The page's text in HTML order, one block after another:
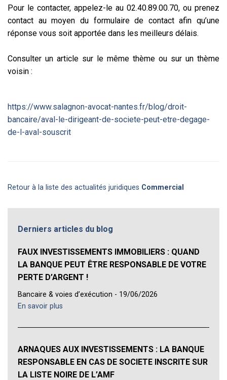
Pour le contacter, appelez-le au 02.40.89.00.70, ou prenez
contact au moyen du formulaire de contact afin qu’une
réponse vous soit apportée dans les meilleurs délais.
Consulter un article sur le même thème ou sur un thème
voisin :
https://www.salagnon-avocat-nantes.fr/blog/droit-
bancaire/aval-le-dirigeant-de-societe-peut-etre-degage-
de-l-aval-souscrit
Retour à la liste des actualités juridiques Commercial
Derniers articles du blog
FAUX INVESTISSEMENTS IMMOBILIERS : QUAND
LA BANQUE PEUT ÊTRE RESPONSABLE DE VOTRE
PERTE D’ARGENT !
Bancaire & voies d’exécution - 19/06/2026
En savoir plus
ARNAQUES AUX INVESTISSEMENTS : LA BANQUE
RESPONSABLE EN CAS DE SOCIETE INSCRITE SUR
LA LISTE NOIRE DE L’AMF